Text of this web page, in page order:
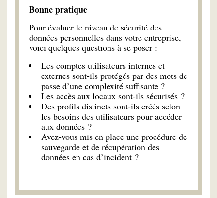
Bonne pratique
Pour évaluer le niveau de sécurité des
données personnelles dans votre entreprise,
voici quelques questions à se poser :
Les comptes utilisateurs internes et
externes sont-ils protégés par des mots de
passe d’une complexité suffisante ?
Les accès aux locaux sont-ils sécurisés ?
Des profils distincts sont-ils créés selon
les besoins des utilisateurs pour accéder
aux données ?
Avez-vous mis en place une procédure de
sauvegarde et de récupération des
données en cas d’incident ?